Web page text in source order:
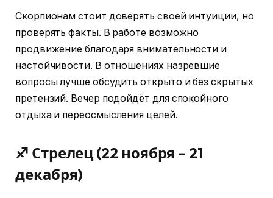
Скорпионам стоит доверять своей интуиции, но
проверять факты. В работе возможно
продвижение благодаря внимательности и
настойчивости. В отношениях назревшие
вопросы лучше обсудить открыто и без скрытых
претензий. Вечер подойдёт для спокойного
отдыха и переосмысления целей.
♐ Стрелец (22 ноября – 21
декабря)